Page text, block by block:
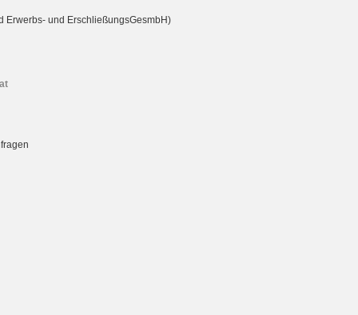
Erwerbs- und ErschließungsGesmbH)